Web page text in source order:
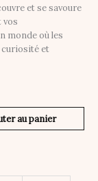
et se savoure
vos
monde où les
curiosité et
au panier